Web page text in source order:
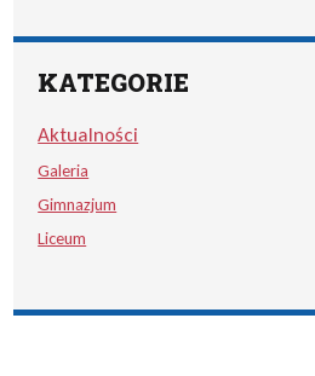
KATEGORIE
Aktualności
Galeria
Gimnazjum
Liceum